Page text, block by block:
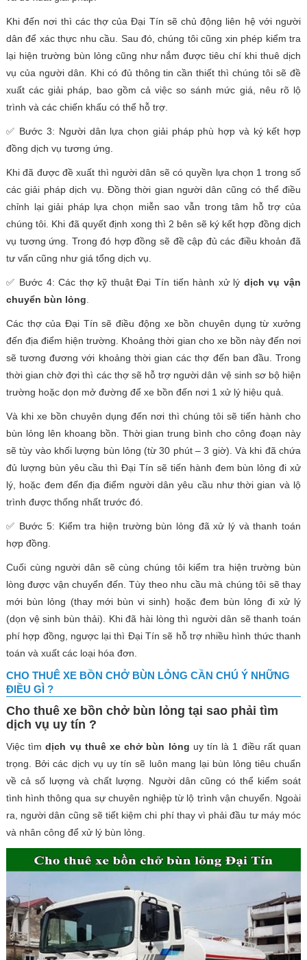
Khi đến nơi thì các thợ của Đại Tín sẽ chủ động liên hệ với người
dân để xác thực nhu cầu. Sau đó, chúng tôi cũng xin phép kiểm tra
lại hiện trường bùn lỏng cũng như nắm được tiêu chí khi thuê dịch
vụ của người dân. Khi có đủ thông tin cần thiết thì chúng tôi sẽ đề
xuất các giải pháp, bao gồm cả việc so sánh mức giá, nêu rõ lộ
trình và các chiến khấu có thể hỗ trợ.
✅ Bước 3: Người dân lựa chọn giải pháp phù hợp và ký kết hợp
đồng dịch vụ tương ứng.
Khi đã được đề xuất thì người dân sẽ có quyền lựa chọn 1 trong số
các giải pháp dịch vụ. Đồng thời gian người dân cũng có thể điều
chỉnh lại giải pháp lựa chọn miễn sao vẫn trong tâm hỗ trợ của
chúng tôi. Khi đã quyết định xong thì 2 bên sẽ ký kết hợp đồng dịch
vụ tương ứng. Trong đó hợp đồng sẽ đề cập đủ các điều khoản đã
tư vấn cũng như giá tổng dịch vụ.
✅ Bước 4: Các thợ kỹ thuật Đại Tín tiến hành xử lý dịch vụ vận
chuyển bùn lỏng.
Các thợ của Đại Tín sẽ điều động xe bồn chuyên dụng từ xưởng
đến địa điểm hiện trường. Khoảng thời gian cho xe bồn này đến nơi
sẽ tương đương với khoảng thời gian các thợ đến ban đầu. Trong
thời gian chờ đợi thì các thợ sẽ hỗ trợ người dân vệ sinh sơ bộ hiện
trường hoặc dọn mở đường để xe bồn đến nơi 1 xử lý hiệu quả.
Và khi xe bồn chuyên dụng đến nơi thì chúng tôi sẽ tiến hành cho
bùn lỏng lên khoang bồn. Thời gian trung bình cho công đoạn này
sẽ tùy vào khối lượng bùn lỏng (từ 30 phút – 3 giờ). Và khi đã chứa
đủ lượng bùn yêu cầu thì Đại Tín sẽ tiến hành đem bùn lỏng đi xử
lý, hoặc đem đến địa điểm người dân yêu cầu như thời gian và lộ
trình được thống nhất trước đó.
✅ Bước 5: Kiểm tra hiện trường bùn lỏng đã xử lý và thanh toán
hợp đồng.
Cuối cùng người dân sẽ cùng chúng tôi kiểm tra hiện trường bùn
lòng được vận chuyển đến. Tùy theo nhu cầu mà chúng tôi sẽ thay
mới bùn lỏng (thay mới bùn vi sinh) hoặc đem bùn lỏng đi xử lý
(dọn vệ sinh bùn thải). Khi đã hài lòng thì người dân sẽ thanh toán
phí hợp đồng, ngược lại thì Đại Tín sẽ hỗ trợ nhiều hình thức thanh
toán và xuất các loại hóa đơn.
CHO THUÊ XE BỒN CHỞ BÙN LỎNG CẦN CHÚ Ý NHỮNG
ĐIỀU GÌ ?
Cho thuê xe bồn chở bùn lỏng tại sao phải tìm
dịch vụ uy tín ?
Việc tìmdịch vụ thuê xe chở bùn lỏng uy tín là 1 điều rất quan
trọng. Bởi các dịch vụ uy tín sẽ luôn mang lại bùn lỏng tiêu chuẩn
về cả số lượng và chất lượng. Người dân cũng có thể kiểm soát
tình hình thông qua sự chuyên nghiệp từ lộ trình vận chuyển. Ngoài
ra, người dân cũng sẽ tiết kiệm chi phí thay vì phải đầu tư máy móc
và nhân công để xử lý bùn lỏng.